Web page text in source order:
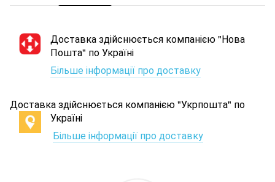
Доставка здійснюється компанією "Нова
Пошта" по Україні
Більше інформації про доставку
Доставка здійснюється компанією "Укрпошта" по
Україні
Більше інформації про доставку